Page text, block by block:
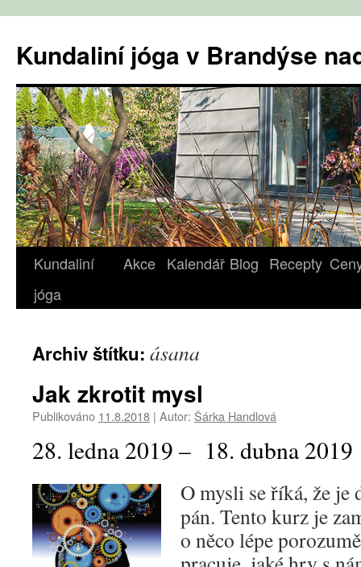
obsahu
webu
Kundaliní jóga v Brandýse
Kundaliní
jóga
Akce Kalendář Blog Recepty
Archiv štítku: ásana
Jak zkrotit mysl
Publikováno 11.8.2018 | Autor: Šárka Handlová
28. ledna 2019 – 18. dubna 2019
O mysli se říká, že je
pán. Tento kurz je
o něco lépe